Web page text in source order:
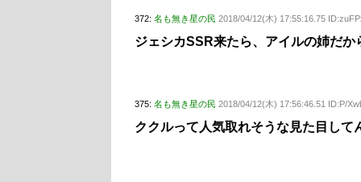
372: 名も無き星の民 2018/04/12(木) 17:55:16.75
ジェシカSSR来たら、アイルの姉だ
375: 名も無き星の民 2018/04/12(木) 17:56:46.51 ID:P/
ククルって人気取れそうな見た目して